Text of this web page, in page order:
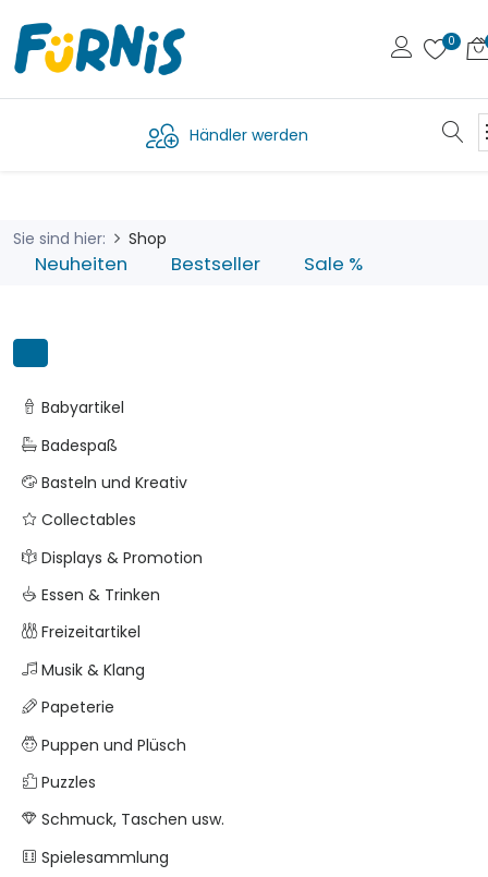
Händler werden
Sie sind hier: Shop
Neuheiten Bestseller Sale %
Babyartikel
Badespaß
Basteln und Kreativ
Collectables
Displays & Promotion
Essen & Trinken
Freizeitartikel
Musik & Klang
Papeterie
Puppen und Plüsch
Puzzles
Schmuck, Taschen usw.
Spielesammlung